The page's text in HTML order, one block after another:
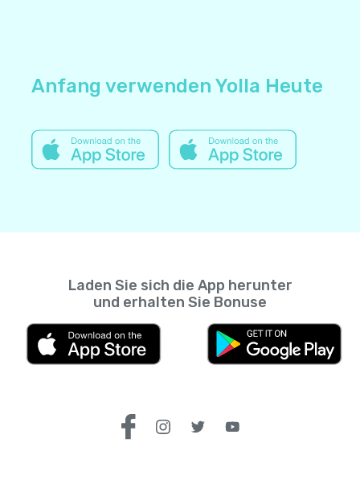
Angola $0.276
Anguilla+1-264 $0.315
Antigua und
Barbuda
+1-268 , ab:
$0.315
Argentinien $0.02
Aruba+297 , ab:$0.12
Aserbaidschan +994 , ab: $0.26
Äthiopien+251 , ab: $0.239
Bahamas +1-242 $0.31
Anfang verwenden Yolla Heute
Laden Sie sich die App herunter
und erhalten Sie Bonuse